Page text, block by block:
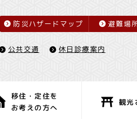
防災ハザードマップ 避難場
公共交通 休日診療案内
移住・定住を
お考えの方へ
観光